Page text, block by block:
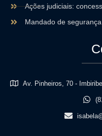
Ações judiciais:
Mandado de segurança
Av. Pinheiros, 70 -